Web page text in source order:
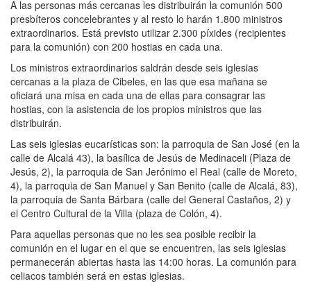
A las personas más cercanas les distribuirán la comunión 500
presbíteros concelebrantes y al resto lo harán 1.800 ministros
extraordinarios. Está previsto utilizar 2.300 píxides (recipientes
para la comunión) con 200 hostias en cada una.
Los ministros extraordinarios saldrán desde seis iglesias
cercanas a la plaza de Cibeles, en las que esa mañana se
oficiará una misa en cada una de ellas para consagrar las
hostias, con la asistencia de los propios ministros que las
distribuirán.
Las seis iglesias eucarísticas son: la parroquia de San José (en la
calle de Alcalá 43), la basílica de Jesús de Medinaceli (Plaza de
Jesús, 2), la parroquia de San Jerónimo el Real (calle de Moreto,
4), la parroquia de San Manuel y San Benito (calle de Alcalá, 83),
la parroquia de Santa Bárbara (calle del General Castaños, 2) y
el Centro Cultural de la Villa (plaza de Colón, 4).
Para aquellas personas que no les sea posible recibir la
comunión en el lugar en el que se encuentren, las seis iglesias
permanecerán abiertas hasta las 14:00 horas. La comunión para
celiacos también será en estas iglesias.